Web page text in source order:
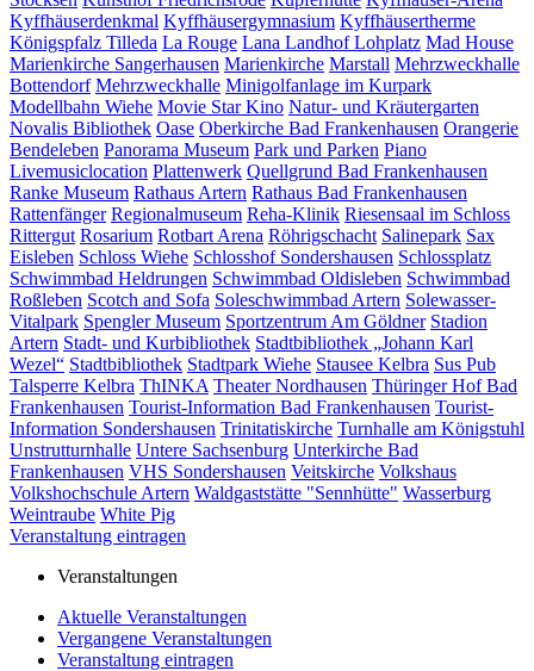
Kyffhäuserdenkmal Kyffhäusergymnasium Kyffhäusertherme
Königspfalz Tilleda La Rouge Lana LandhofLohplatz Mad House
Marienkirche Sangerhausen Marienkirche Marstall Mehrzweckhalle
Bottendorf Mehrzweckhalle Minigolfanlage im Kurpark
Modellbahn Wiehe Movie Star Kino Natur- und Kräutergarten
Novalis Bibliothek Oase Oberkirche Bad Frankenhausen Orangerie
Bendeleben Panorama Museum Park und Parken Piano
Livemusiclocation Plattenwerk Quellgrund Bad Frankenhausen
Ranke Museum Rathaus Artern Rathaus Bad Frankenhausen
Rattenfänger Regionalmuseum Reha-Klinik Riesensaal im Schloss
Rittergut Rosarium Rotbart Arena Röhrigschacht Salinepark Sax
Eisleben Schloss Wiehe Schlosshof Sondershausen Schlossplatz
Schwimmbad Heldrungen Schwimmbad Oldisleben Schwimmbad
Roßleben Scotch and Sofa Soleschwimmbad Artern Solewasser-
Vitalpark Spengler Museum Sportzentrum Am Göldner Stadion
Artern Stadt- und Kurbibliothek Stadtbibliothek „Johann Karl
Wezel“ Stadtbibliothek Stadtpark Wiehe Stausee Kelbra Sus Pub
Talsperre Kelbra ThINKA Theater Nordhausen Thüringer Hof Bad
Frankenhausen Tourist-Information Bad Frankenhausen Tourist-
Information Sondershausen Trinitatiskirche Turnhalle am Königstuhl
Unstrutturnhalle Untere Sachsenburg Unterkirche Bad
Frankenhausen VHS Sondershausen Veitskirche Volkshaus
Volkshochschule Artern Waldgaststätte "Sennhütte" Wasserburg
Weintraube White Pig
Veranstaltung eintragen
Veranstaltungen
Aktuelle Veranstaltungen
Vergangene Veranstaltungen
Veranstaltung eintragen